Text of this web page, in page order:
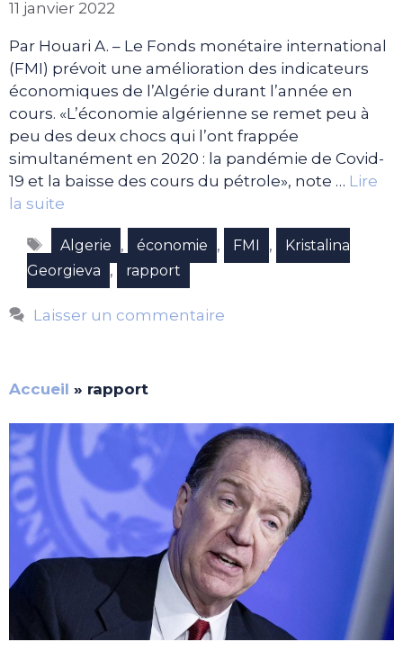
11 janvier 2022
Par Houari A. – Le Fonds monétaire international
(FMI) prévoit une amélioration des indicateurs
économiques de l’Algérie durant l’année en
cours. «L’économie algérienne se remet peu à
peu des deux chocs qui l’ont frappée
simultanément en 2020 : la pandémie de Covid-
19 et la baisse des cours du pétrole», note … Lire
la suite
Étiquettes
Algerie , économie , FMI ,
Kristalina
Georgieva
, rapport
Laisser un commentaire
Accueil » rapport